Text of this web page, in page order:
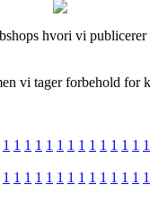
hvori vi
tager forbehold for
1 1 1 1 1 1 1 1 1 1 1 1 1 1
1 1 1 1 1 1 1 1 1 1 1 1 1 1